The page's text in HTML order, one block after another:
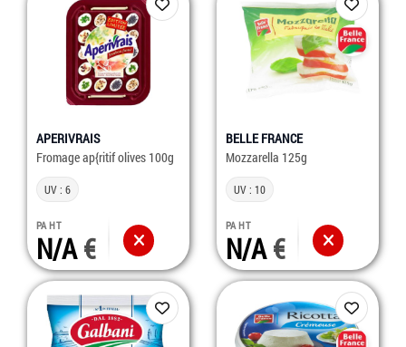
APERIVRAIS
Fromage ap{ritif olives 100g
UV : 6
PA HT
N/A
BELLE FRANCE
Mozzarella 125g
UV : 10
PA HT
N/A